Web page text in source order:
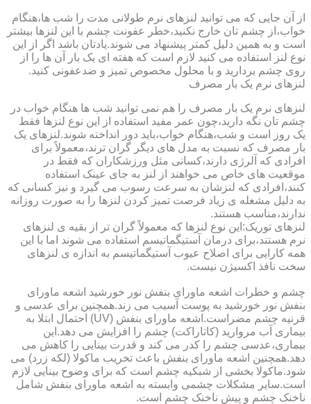
از آن جایی که می توانید لنزهای نرم طولانی مدت را شب ها،هنگام
خواب،از چشم تان خارج نکنید،خطر عفونت چشم با این لنزها بیشتر
است و به همین دلیل کمتر پیشنهاد می شوند.یادتان باشد اگر از این
نوع لنز استفاده می کنید لازم است که هفته ای یک بار آن ها را از
روی چشم بردارید و با محلول مخصوص تمیز و ضدعفونی کنید.
لنزهای نرم یک بار مصرف
لنزهای نرم یک بار مصرف را هم نمی توانید شب ها هنگام خواب در
چشم تان نگه دارید،چون عمر مفید استفاده از این نوع لنزها فقط
یک روز است و شب،هنگام خواب،باید دور انداخته شوند.لنزهای یک
بار مصرف که نسبت به مدل های دیگر گران ترند،معمولاً برای
افرادی که آلرژی دارند،کسانی مثل ورزشکاران که فقط در
موقعیت های خاص می خواهند از لنز به جای عینک استفاده
کنند،افرادی که لنزشان به سرعت رسوب می گیرد و نیز کسانی که
به دلیل مشغله ی زیاد فرصت تمیز کردن لنزها را به صورت روزانه
ندارند،مناسب هستند.
لنزهای توریک:این نوع لنزها که معمولاً گران تر از بقیه ی لنزهای
نرم هستند،برای درمان آستیگماتیسم استفاده می شوند اما با این
همه کارایی برای اصلاح عیوب آستیگماتیسم به اندازه ی لنزهای
سخت نافذ اکسیژن نیست.
چشم و خطرات اشعه ماورای بنفش نور خورشید اشعه ماورای
بنفش نور خورشید به پوست آسیب می زند.همچنین برای عدسی و
قرنیه چشم مضراست.اشعه ماورای بنفش (UV) احتمال ابتلا به
بیماری آب مروارید (کاتاراکت) چشم را افزایش می دهد.این
بیماری،عدسی چشم را کدر می کند و قدرت بینایی را کاهش می
دهد.همچنین اشعه ماورای بنفش باعث تخریب ماکولا (لکه زرد) می
شود.ماکولا بخشی از شبکیه چشم است که برای وضوح بینایی لازم
است.سایر مشکلات چشمی وابسته به اشعه ماورای بنفش شامل
ناخنک چشم و پیش ناخنک چشم است.